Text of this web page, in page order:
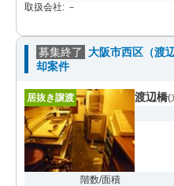
取扱会社: －
募集終了
大阪市西区（渡
却案件
居抜き譲渡 渡辺橋(
階数/面積